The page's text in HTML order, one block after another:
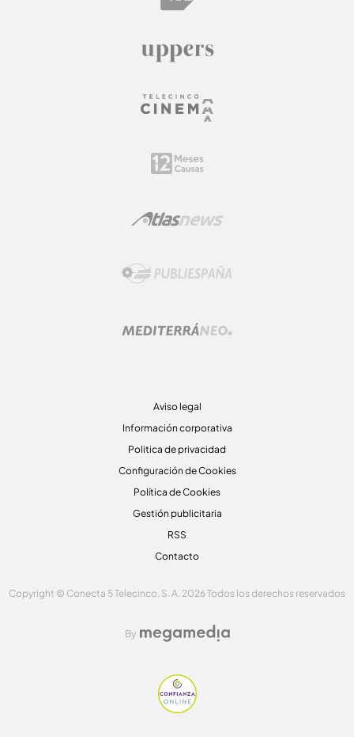
Aviso legal
Información corporativa
Politica de privacidad
Configuración de Cookies
Política de Cookies
Gestión publicitaria
RSS
Contacto
Copyright © Conecta 5 Telecinco, S. A. 2026 Todos los derechos reservados
By